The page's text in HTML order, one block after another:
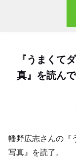
『うまくて
真』を読ん
幡野広志さんの『
写真』を読了。